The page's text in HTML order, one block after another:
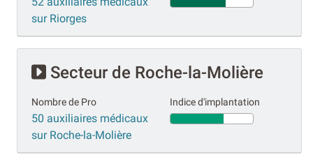
sur Riorges
Secteur de Roche-la-Molière
Nombre de Pro
50 auxiliaires médicaux
sur Roche-la-Molière
Indice d'implantation